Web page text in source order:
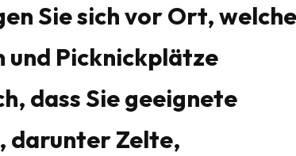
Sie sich vor Ort, welche
und Picknickplätze
dass Sie geeignete
darunter Zelte,